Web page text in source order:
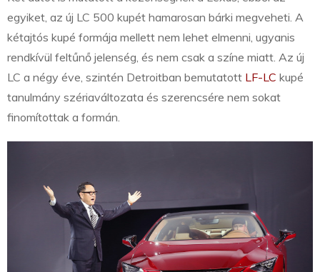
egyiket, az új LC 500 kupét hamarosan bárki megveheti. A
kétajtós kupé formája mellett nem lehet elmenni, ugyanis
rendkívül feltűnő jelenség, és nem csak a színe miatt. Az új
LC a négy éve, szintén Detroitban bemutatott LF-LC kupé
tanulmány szériaváltozata és szerencsére nem sokat
finomítottak a formán.